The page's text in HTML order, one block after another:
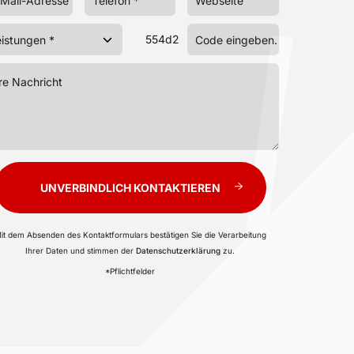
554d2
UNVERBINDLICH KONTAKTIEREN
dem Absenden des Kontaktformulars bestätigen Sie die Verarbeitung
Ihrer Daten und stimmen der Datenschutzerklärung zu.
*Pflichtfelder